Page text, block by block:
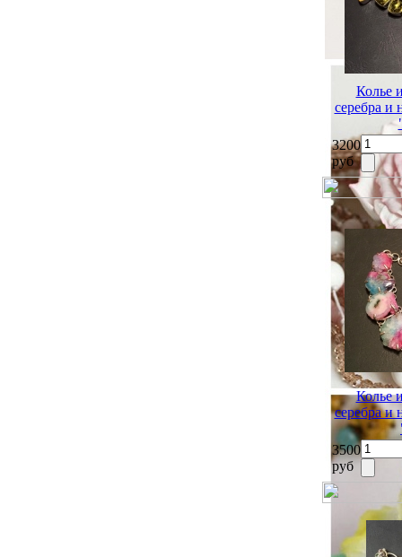
Колье
серебра и
3200
руб
Колье
серебра и
3500
руб